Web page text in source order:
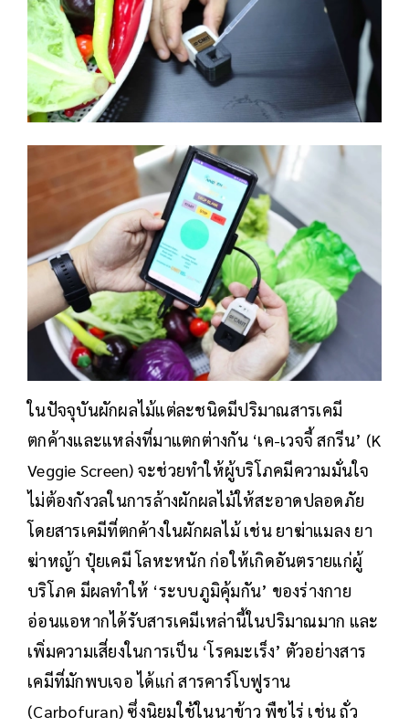
ในปัจจุบันผักผลไม้แต่ละชนิดมีปริมาณสารเคมี
ตกค้างและแหล่งที่มาแตกต่างกัน ‘เค-เวจจี้ สกรีน’ (K
Veggie Screen) จะช่วยทำให้ผู้บริโภคมีความมั่นใจ
ไม่ต้องกังวลในการล้างผักผลไม้ให้สะอาดปลอดภัย
โดยสารเคมีที่ตกค้างในผักผลไม้ เช่น ยาฆ่าแมลง ยา
ฆ่าหญ้า ปุ๋ยเคมี โลหะหนัก ก่อให้เกิดอันตรายแก่ผู้
บริโภค มีผลทำให้ ‘ระบบภูมิคุ้มกัน’ ของร่างกาย
อ่อนแอหากได้รับสารเคมีเหล่านี้ในปริมาณมาก และ
เพิ่มความเสี่ยงในการเป็น ‘โรคมะเร็ง’ ตัวอย่างสาร
เคมีที่มักพบเจอ ได้แก่ สารคาร์โบฟูราน
(Carbofuran) ซึ่งนิยมใช้ในนาข้าว พืชไร่ เช่น ถั่ว